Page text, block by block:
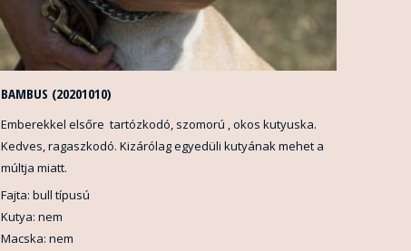
BAMBUS (20201010)
Emberekkel elsőre tartózkodó, szomorú , okos kutyuska.
Kedves, ragaszkodó. Kizárólag egyedüli kutyának mehet a
múltja miatt.
Fajta: bull típusú
Kutya: nem
Macska: nem